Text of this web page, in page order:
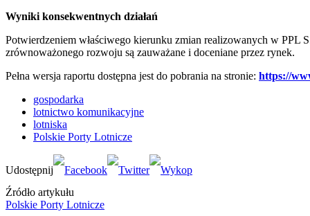
Wyniki konsekwentnych działań
Potwierdzeniem właściwego kierunku zmian realizowanych w PPL
zrównoważonego rozwoju są zauważane i doceniane przez rynek.
Pełna wersja raportu dostępna jest do pobrania na stronie: https://
gospodarka
lotnictwo komunikacyjne
lotniska
Polskie Porty Lotnicze
Źródło artykułu
Polskie Porty Lotnicze